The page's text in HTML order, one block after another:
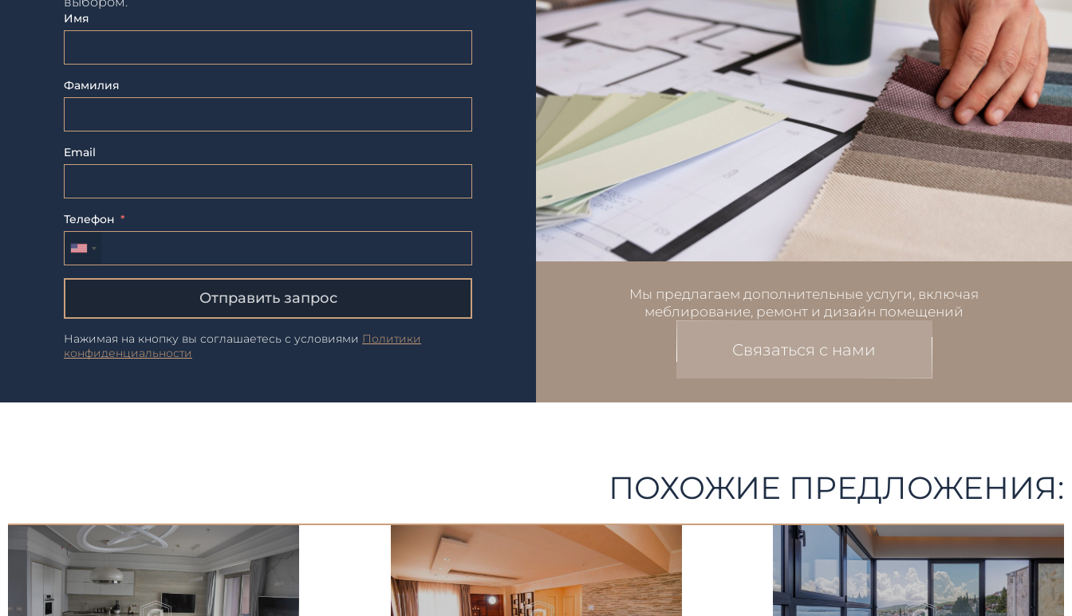
Имя
Фамилия
Email
Телефон
Отправить запрос
Нажимая на кнопку вы соглашаетесь с условиями Политики
конфиденциальности
Мы предлагаем дополнительные услуги, включая
меблирование, ремонт и дизайн помещений
Связаться с нами
ПОХОЖИЕ ПРЕДЛОЖЕНИЯ: